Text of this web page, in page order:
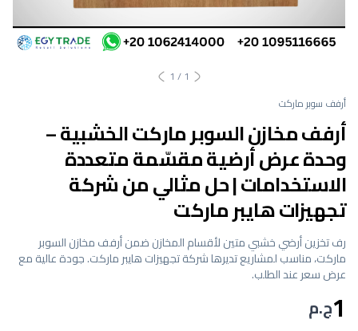
1
/
1
أرفف سوبر ماركت
أرفف مخازن السوبر ماركت الخشبية –
وحدة عرض أرضية مقسّمة متعددة
الاستخدامات | حل مثالي من شركة
تجهيزات هايبر ماركت
رف تخزين أرضي خشبي متين لأقسام المخازن ضمن أرفف مخازن السوبر
ماركت، مناسب لمشاريع تديرها شركة تجهيزات هايبر ماركت. جودة عالية مع
عرض سعر عند الطلب.
1ج.م